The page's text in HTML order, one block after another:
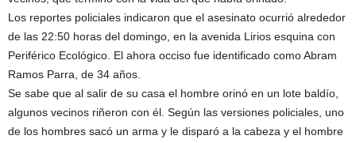
Los reportes policiales indicaron que el asesinato ocurrió alrededor
de las 22:50 horas del domingo, en la avenida Lirios esquina con
Periférico Ecológico. El ahora occiso fue identificado como Abram
Ramos Parra, de 34 años.
Se sabe que al salir de su casa el hombre orinó en un lote baldío,
algunos vecinos riñeron con él. Según las versiones policiales, uno
de los hombres sacó un arma y le disparó a la cabeza y el hombre